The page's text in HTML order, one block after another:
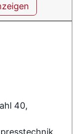
40,